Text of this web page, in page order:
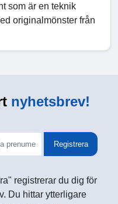
som är en teknik
originalmönster från
nyhetsbrev!
Registrera
registrerar du dig för
Du hittar ytterligare